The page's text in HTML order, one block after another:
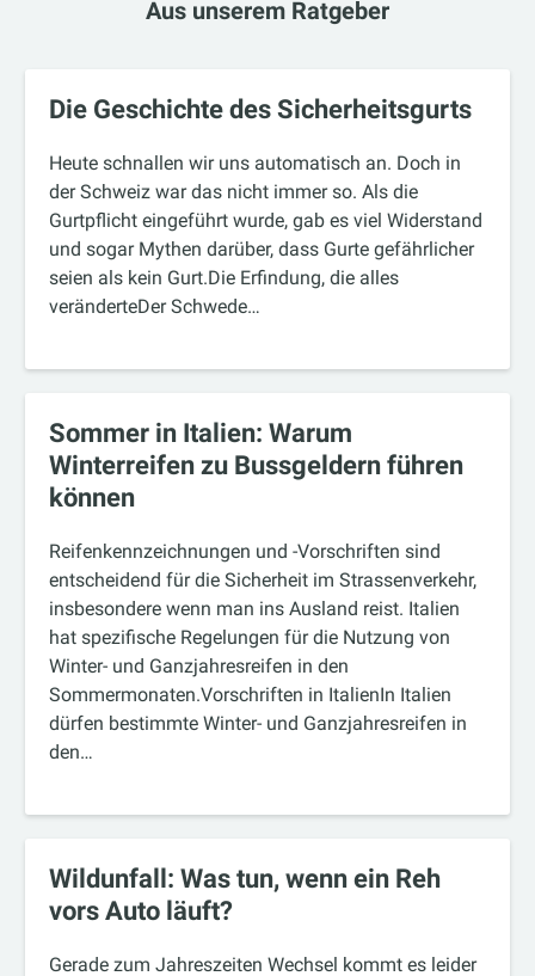
Aus unserem Ratgeber
Die Geschichte des Sicherheitsgurts
Heute schnallen wir uns automatisch an. Doch in
der Schweiz war das nicht immer so. Als die
Gurtpflicht eingeführt wurde, gab es viel Widerstand
und sogar Mythen darüber, dass Gurte gefährlicher
seien als kein Gurt.Die Erfindung, die alles
veränderteDer Schwede…
Sommer in Italien: Warum
Winterreifen zu Bussgeldern führen
können
Reifenkennzeichnungen und -Vorschriften sind
entscheidend für die Sicherheit im Strassenverkehr,
insbesondere wenn man ins Ausland reist. Italien
hat spezifische Regelungen für die Nutzung von
Winter- und Ganzjahresreifen in den
Sommermonaten.Vorschriften in ItalienIn Italien
dürfen bestimmte Winter- und Ganzjahresreifen in
den…
Wildunfall: Was tun, wenn ein Reh
vors Auto läuft?
Gerade zum Jahreszeiten Wechsel kommt es leider